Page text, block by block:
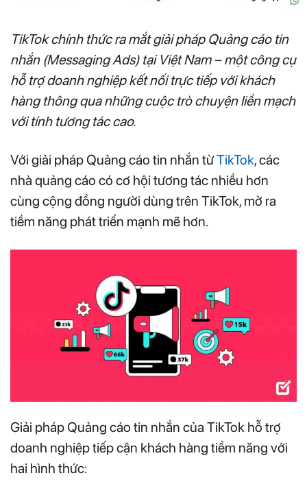
TikTok chính thức ra mắt giải pháp Quảng cáo tin
nhắn (Messaging Ads) tại Việt Nam – một công cụ
hỗ trợ doanh nghiệp kết nối trực tiếp với khách
hàng thông qua những cuộc trò chuyện liền mạch
với tính tương tác cao.
Với giải pháp Quảng cáo tin nhắn từTikTok, các
nhà quảng cáo có cơ hội tương tác nhiều hơn
cùng cộng đồng người dùng trên TikTok, mở ra
tiềm năng phát triển mạnh mẽ hơn.
Giải pháp Quảng cáo tin nhắn của TikTok hỗ trợ
doanh nghiệp tiếp cận khách hàng tiềm năng với
hai hình thức: